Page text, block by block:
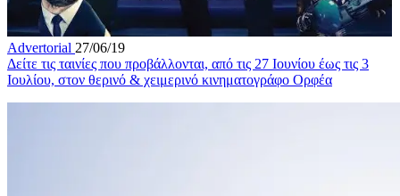
Advertorial 27/06/19
Δείτε τις ταινίες που προβάλλονται, από τις 27 Ιουνίου έως τις 3
Ιουλίου, στον θερινό & χειμερινό κινηματογράφο Ορφέα